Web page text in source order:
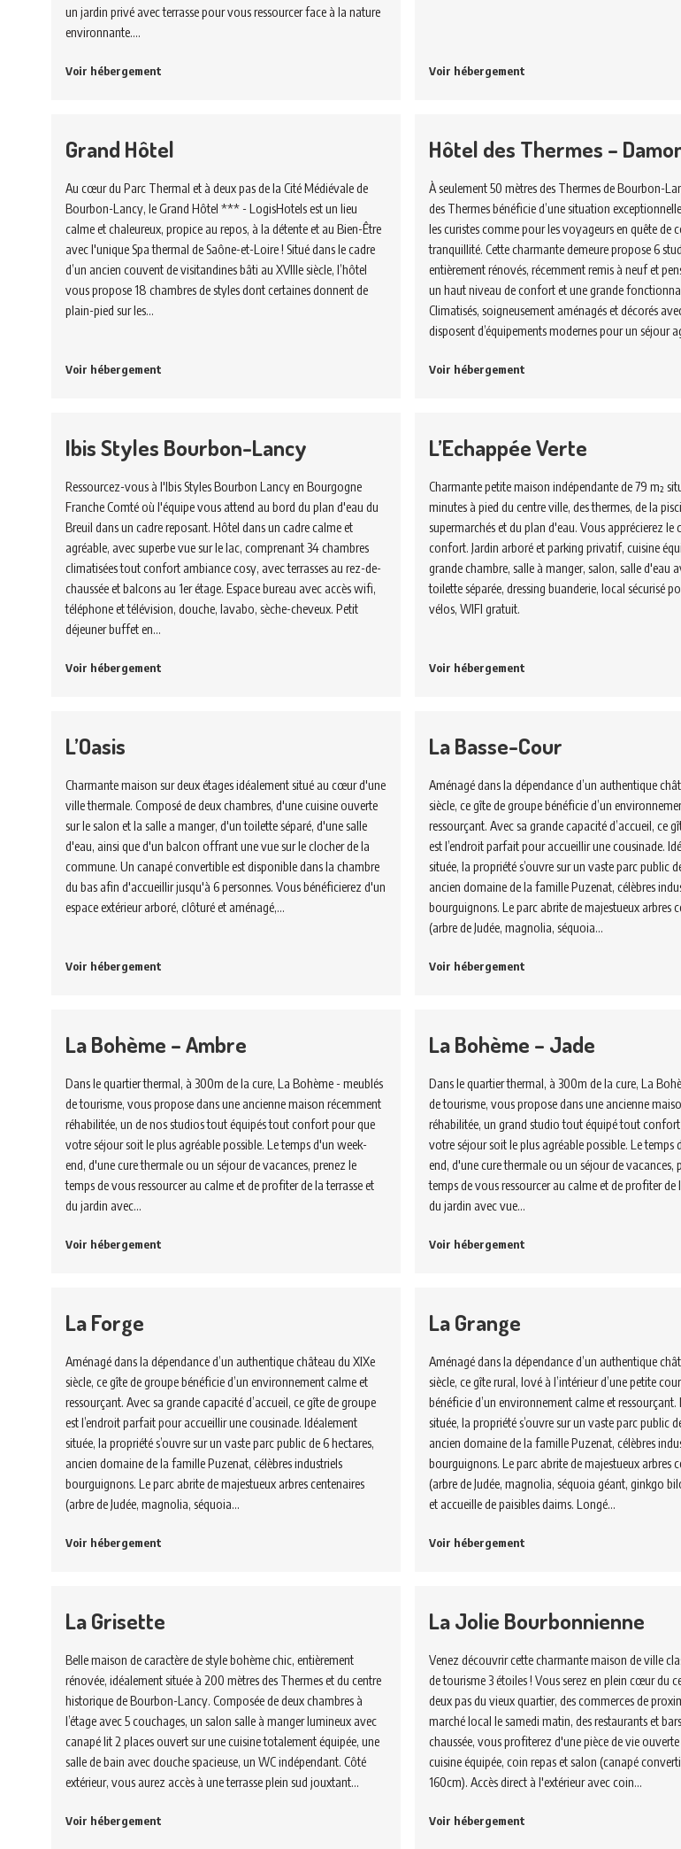
un jardin privé avec terrasse pour vous ressourcer face à la nature
environnante.…
Voir hébergement Voir hébergement
Grand Hôtel
Au cœur du Parc Thermal et à deux pas de la Cité Médiévale de
Bourbon-Lancy, le Grand Hôtel *** - LogisHotels est un lieu
calme et chaleureux, propice au repos, à la détente et au Bien-Être
avec l'unique Spa thermal de Saône-et-Loire ! Situé dans le cadre
d’un ancien couvent de visitandines bâti au XVIIIe siècle, l’hôtel
vous propose 18 chambres de styles dont certaines donnent de
plain-pied sur les…
Voir hébergement
Hôtel des Thermes –
À seulement 50 mètres des Thermes de Bourbon-
des Thermes bénéficie d’une situation
les curistes comme pour les voyageurs en quête de
tranquillité. Cette charmante demeure propose 6
entièrement rénovés, récemment remis à neuf et
un haut niveau de confort et une grande
Climatisés, soigneusement aménagés et décorés
disposent d’équipements modernes pour un séjour
Voir hébergement
Ibis Styles Bourbon-Lancy
Ressourcez-vous à l'Ibis Styles Bourbon Lancy en Bourgogne
Franche Comté où l'équipe vous attend au bord du plan d'eau du
Breuil dans un cadre reposant. Hôtel dans un cadre calme et
agréable, avec superbe vue sur le lac, comprenant 34 chambres
climatisées tout confort ambiance cosy, avec terrasses au rez-de-
chaussée et balcons au 1er étage. Espace bureau avec accès wifi,
téléphone et télévision, douche, lavabo, sèche-cheveux. Petit
déjeuner buffet en…
Voir hébergement
L’Echappée Verte
Charmante petite maison indépendante de 79 m²
minutes à pied du centre ville, des thermes, de la
supermarchés et du plan d'eau. Vous apprécierez le
confort. Jardin arboré et parking privatif, cuisine
grande chambre, salle à manger, salon, salle d'eau
toilette séparée, dressing buanderie, local sécurisé
vélos, WIFI gratuit.
Voir hébergement
L’Oasis
Charmante maison sur deux étages idéalement situé au cœur d'une
ville thermale. Composé de deux chambres, d'une cuisine ouverte
sur le salon et la salle a manger, d'un toilette séparé, d'une salle
d'eau, ainsi que d'un balcon offrant une vue sur le clocher de la
commune. Un canapé convertible est disponible dans la chambre
du bas afin d'accueillir jusqu'à 6 personnes. Vous bénéficierez d'un
espace extérieur arboré, clôturé et aménagé,…
Voir hébergement
La Basse-Cour
Aménagé dans la dépendance d’un authentique
siècle, ce gîte de groupe bénéficie d’un
ressourçant. Avec sa grande capacité d’accueil, ce
est l’endroit parfait pour accueillir une cousinade.
située, la propriété s’ouvre sur un vaste parc public
ancien domaine de la famille Puzenat, célèbres
bourguignons. Le parc abrite de majestueux arbres
(arbre de Judée, magnolia, séquoia…
Voir hébergement
La Bohème – Ambre
Dans le quartier thermal, à 300m de la cure, La Bohème - meublés
de tourisme, vous propose dans une ancienne maison récemment
réhabilitée, un de nos studios tout équipés tout confort pour que
votre séjour soit le plus agréable possible. Le temps d'un week-
end, d'une cure thermale ou un séjour de vacances, prenez le
temps de vous ressourcer au calme et de profiter de la terrasse et
du jardin avec…
Voir hébergement
La Bohème – Jade
Dans le quartier thermal, à 300m de la cure, La
de tourisme, vous propose dans une ancienne
réhabilitée, un grand studio tout équipé tout
votre séjour soit le plus agréable possible. Le temps
end, d'une cure thermale ou un séjour de vacances,
temps de vous ressourcer au calme et de profiter de
du jardin avec vue…
Voir hébergement
La Forge
Aménagé dans la dépendance d’un authentique château du XIXe
siècle, ce gîte de groupe bénéficie d’un environnement calme et
ressourçant. Avec sa grande capacité d’accueil, ce gîte de groupe
est l’endroit parfait pour accueillir une cousinade. Idéalement
située, la propriété s’ouvre sur un vaste parc public de 6 hectares,
ancien domaine de la famille Puzenat, célèbres industriels
bourguignons. Le parc abrite de majestueux arbres centenaires
(arbre de Judée, magnolia, séquoia…
Voir hébergement
La Grange
Aménagé dans la dépendance d’un authentique
siècle, ce gîte rural, lové à l’intérieur d’une petite
bénéficie d’un environnement calme et ressourçant.
située, la propriété s’ouvre sur un vaste parc public
ancien domaine de la famille Puzenat, célèbres
bourguignons. Le parc abrite de majestueux arbres
(arbre de Judée, magnolia, séquoia géant, ginkgo
et accueille de paisibles daims. Longé…
Voir hébergement
La Grisette
Belle maison de caractère de style bohème chic, entièrement
rénovée, idéalement située à 200 mètres des Thermes et du centre
historique de Bourbon-Lancy. Composée de deux chambres à
l’étage avec 5 couchages, un salon salle à manger lumineux avec
canapé lit 2 places ouvert sur une cuisine totalement équipée, une
salle de bain avec douche spacieuse, un WC indépendant. Côté
extérieur, vous aurez accès à une terrasse plein sud jouxtant…
Voir hébergement
La Jolie Bourbonnienne
Venez découvrir cette charmante maison de ville
de tourisme 3 étoiles ! Vous serez en plein cœur du
deux pas du vieux quartier, des commerces de
marché local le samedi matin, des restaurants et
chaussée, vous profiterez d'une pièce de vie
cuisine équipée, coin repas et salon (canapé
160cm). Accès direct à l'extérieur avec coin…
Voir hébergement